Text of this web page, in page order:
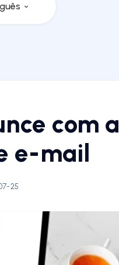
com a
e-mail
25